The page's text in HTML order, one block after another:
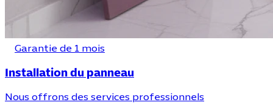
Garantie de 1 mois
Installation du panneau
Nous offrons des services professionnels